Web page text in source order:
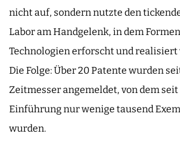
nicht auf, sondern nutzte den
Labor am Handgelenk, in dem
Technologien erforscht und realisiert
Die Folge: Über 20 Patente wurden
Zeitmesser angemeldet, von dem
Einführung nur wenige tausend
wurden.